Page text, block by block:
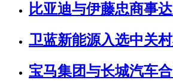
比亚迪与伊藤忠商事
卫蓝新能源入选中关
宝马集团与长城汽车